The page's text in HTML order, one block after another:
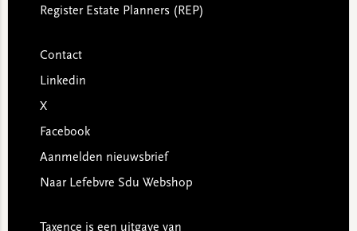
Register Estate Planners (REP)
Contact
Linkedin
X
Facebook
Aanmelden nieuwsbrief
Naar Lefebvre Sdu Webshop
Taxence is een uitgave van